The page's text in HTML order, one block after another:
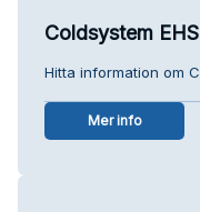
Coldsystem EHS
Hitta information om
Mer info